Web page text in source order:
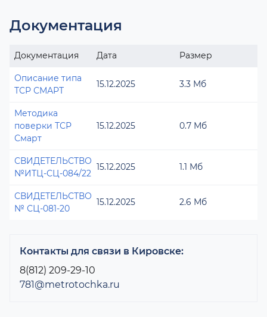
Документация
Документация Дата Размер
Описание типа
ТСР СМАРТ
15.12.2025 3.3 Мб
Методика
поверки ТСР
Смарт
15.12.2025 0.7 Мб
СВИДЕТЕЛЬСТВО
№ИТЦ-СЦ-084/22
15.12.2025 1.1 Мб
СВИДЕТЕЛЬСТВО
№ СЦ-081-20
15.12.2025 2.6 Мб
Контакты для связи в Кировске:
8(812) 209-29-10
781@metrotochka.ru